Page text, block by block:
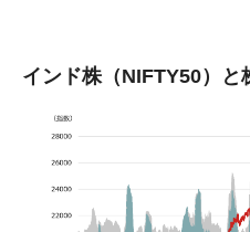
インド株（NIFTY50）と